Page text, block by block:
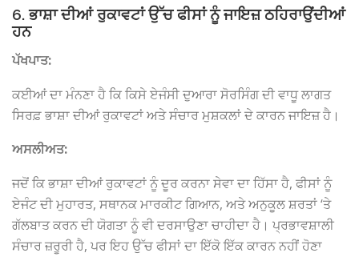
6. ਭਾਸ਼ਾ ਦੀਆਂ ਰੁਕਾਵਟਾਂ ਉੱਚ ਫੀਸਾਂ ਨੂੰ ਜਾਇਜ਼ ਠਹਿਰਾਉਂਦੀਆਂ
ਹਨ
ਪੱਖਪਾਤ:
ਕਈਆਂ ਦਾ ਮੰਨਣਾ ਹੈ ਕਿ ਕਿਸੇ ਏਜੰਸੀ ਦੁਆਰਾ ਸੋਰਸਿੰਗ ਦੀ ਵਾਧੂ ਲਾਗਤ
ਸਿਰਫ਼ ਭਾਸ਼ਾ ਦੀਆਂ ਰੁਕਾਵਟਾਂ ਅਤੇ ਸੰਚਾਰ ਮੁਸ਼ਕਲਾਂ ਦੇ ਕਾਰਨ ਜਾਇਜ਼ ਹੈ।
ਅਸਲੀਅਤ:
ਜਦੋਂ ਕਿ ਭਾਸ਼ਾ ਦੀਆਂ ਰੁਕਾਵਟਾਂ ਨੂੰ ਦੂਰ ਕਰਨਾ ਸੇਵਾ ਦਾ ਹਿੱਸਾ ਹੈ, ਫੀਸਾਂ ਨੂੰ
ਏਜੰਟ ਦੀ ਮੁਹਾਰਤ, ਸਥਾਨਕ ਮਾਰਕੀਟ ਗਿਆਨ, ਅਤੇ ਅਨੁਕੂਲ ਸ਼ਰਤਾਂ ‘ਤੇ
ਗੱਲਬਾਤ ਕਰਨ ਦੀ ਯੋਗਤਾ ਨੂੰ ਵੀ ਦਰਸਾਉਣਾ ਚਾਹੀਦਾ ਹੈ। ਪ੍ਰਭਾਵਸ਼ਾਲੀ
ਸੰਚਾਰ ਜ਼ਰੂਰੀ ਹੈ, ਪਰ ਇਹ ਉੱਚ ਫੀਸਾਂ ਦਾ ਇੱਕੋ ਇੱਕ ਕਾਰਨ ਨਹੀਂ ਹੋਣਾ